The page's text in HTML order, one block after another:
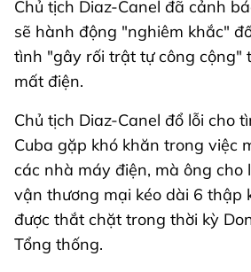
Chủ tịch Diaz-Canel đã cảnh
sẽ hành động "nghiêm khắc"
tình "gây rối trật tự công cộng"
mất điện.
Chủ tịch Diaz-Canel đổ lỗi cho
Cuba gặp khó khăn trong việc
các nhà máy điện, mà ông cho
vận thương mại kéo dài 6 thập
được thắt chặt trong thời kỳ
Tổng thống.